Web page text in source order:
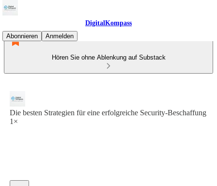
DigitalKompass
Abonnieren
Anmelden
Hören Sie ohne Ablenkung auf Substack
Die besten Strategien für eine erfolgreiche Security-Beschaffung
1×